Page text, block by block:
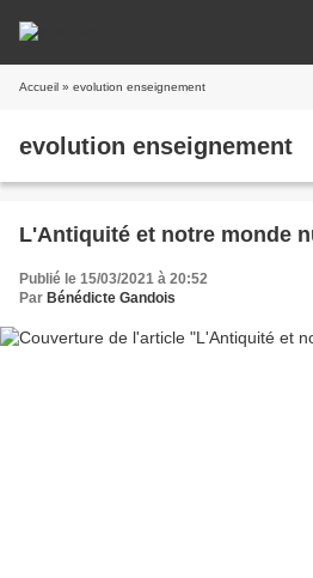
Accueil » evolution enseignement
evolution enseignement
L'Antiquité et notre monde
Publié le 15/03/2021 à 20:52
Par Bénédicte Gandois